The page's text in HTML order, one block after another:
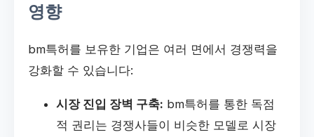
영향
bm특허를 보유한 기업은 여러 면에서 경쟁력을
강화할 수 있습니다:
시장 진입 장벽 구축: bm특허를 통한 독점
적 권리는 경쟁사들이 비슷한 모델로 시장